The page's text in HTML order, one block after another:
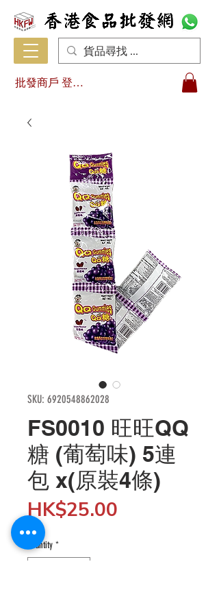
批發商戶 登入/註冊
SKU: 6920548862028
FS0010 旺旺QQ
糖 (葡萄味) 5連
包 x(原裝4條)
HK$25.00
Quantity *